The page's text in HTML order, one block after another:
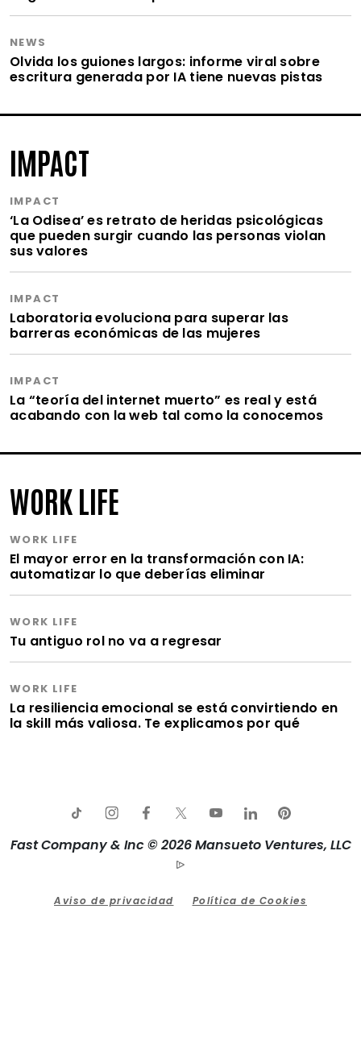
NEWS
Olvida los guiones largos: informe viral sobre
escritura generada por IA tiene nuevas pistas
IMPACT
IMPACT
‘La Odisea’ es retrato de heridas psicológicas
que pueden surgir cuando las personas violan
sus valores
IMPACT
Laboratoria evoluciona para superar las
barreras económicas de las mujeres
IMPACT
La “teoría del internet muerto” es real y está
acabando con la web tal como la conocemos
WORK LIFE
WORK LIFE
El mayor error en la transformación con IA:
automatizar lo que deberías eliminar
WORK LIFE
Tu antiguo rol no va a regresar
WORK LIFE
La resiliencia emocional se está convirtiendo en
la skill más valiosa. Te explicamos por qué
Fast Company & Inc © 2026 Mansueto Ventures, LLC
Aviso de privacidad Política de Cookies